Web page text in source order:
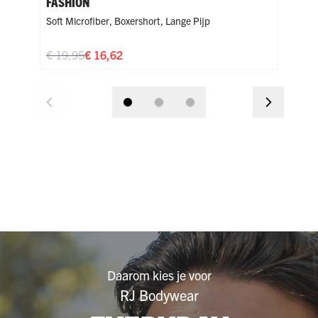
Soft Microfiber, Boxershort, Lange Pijp
€ 16,62
€ 19,95
Daarom kies je voor
RJ Bodywear